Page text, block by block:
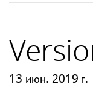
13 июн. 2019 г.